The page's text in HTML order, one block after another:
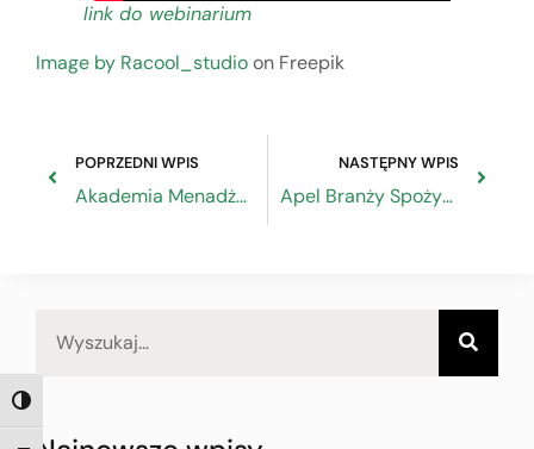
TOGGLE HIGH CONTRAST
link do webinarium
Image by Racool_studioon Freepik
POPRZEDNI WPIS
Akademia Menadżera Innowacji – nowy nabór wniosków do V edycji programu potrwa do 14.10.2022 r.
NASTĘPNY WPIS
Apel Branży Spożywczej do Premiera RP dotyczący wzrostu cen energii, gazu i surowców